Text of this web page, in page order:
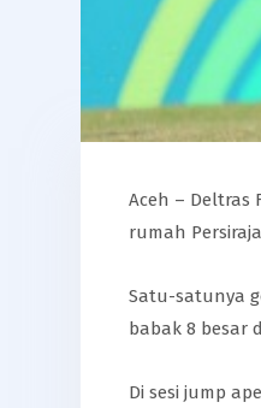
Aceh – Deltras
rumah
Satu-satunya
babak 8 besar
Di sesi jump